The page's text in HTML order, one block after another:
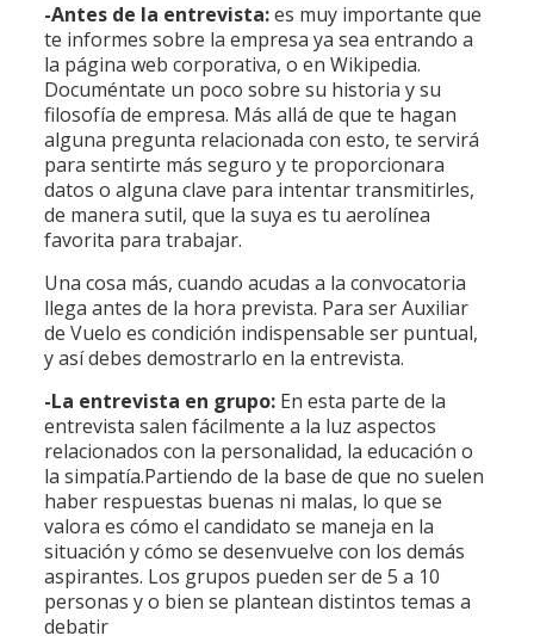
-Antes de la entrevista:es muy importante que
te informes sobre la empresa ya sea entrando a
la página web corporativa, o en Wikipedia.
Documéntate un poco sobre su historia y su
filosofía de empresa. Más allá de que te hagan
alguna pregunta relacionada con esto, te servirá
para sentirte más seguro y te proporcionara
datos o alguna clave para intentar transmitirles,
de manera sutil, que la suya es tu aerolínea
favorita para trabajar.
Una cosa más, cuando acudas a la convocatoria
llega antes de la hora prevista. Para ser Auxiliar
de Vuelo es condición indispensable ser puntual,
y así debes demostrarlo en la entrevista.
-La entrevista en grupo: En esta parte de la
entrevista salen fácilmente a la luz aspectos
relacionados con la personalidad, la educación o
la simpatía.Partiendo de la base de que no suelen
haber respuestas buenas ni malas, lo que se
valora es cómo el candidato se maneja en la
situación y cómo se desenvuelve con los demás
aspirantes. Los grupos pueden ser de 5 a 10
personas y o bien se plantean distintos temas a
debatir